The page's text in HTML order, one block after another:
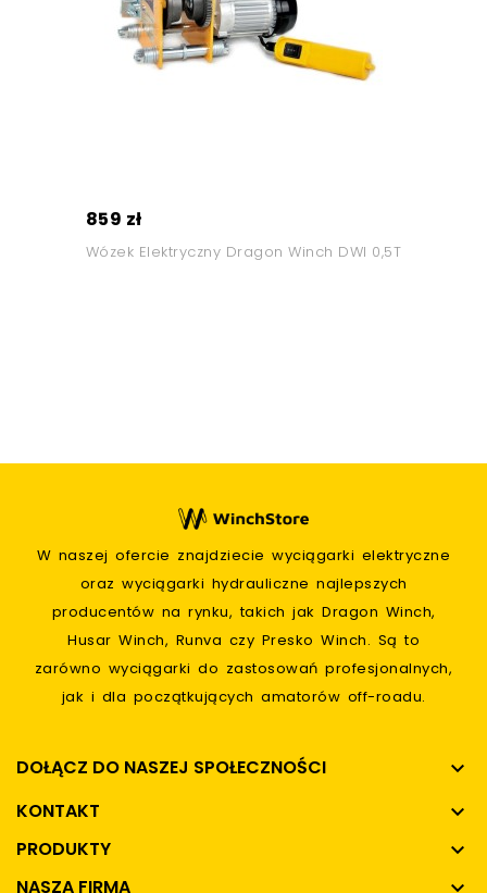
859 zł
Wózek Elektryczny Dragon Winch DWI 0,5T
W naszej ofercie znajdziecie wyciągarki elektryczne
oraz wyciągarki hydrauliczne najlepszych
producentów na rynku, takich jak Dragon Winch,
Husar Winch, Runva czy Presko Winch. Są to
zarówno wyciągarki do zastosowań profesjonalnych,
jak i dla początkujących amatorów off-roadu.
DOŁĄCZ DO NASZEJ SPOŁECZNOŚCI 
KONTAKT 
PRODUKTY 
NASZA FIRMA